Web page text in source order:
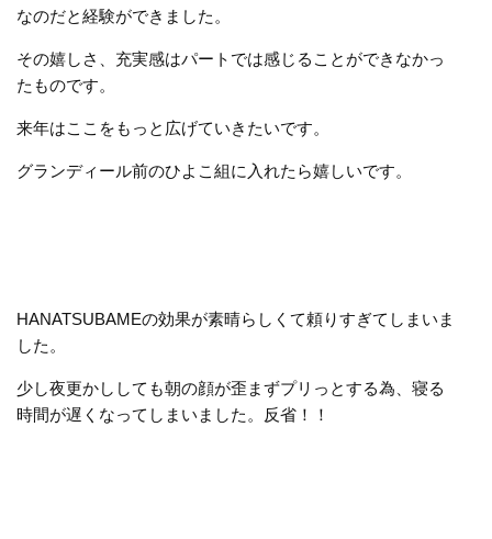
なのだと経験ができました。
その嬉しさ、充実感はパートでは感じることができなかっ
たものです。
来年はここをもっと広げていきたいです。
グランディール前のひよこ組に入れたら嬉しいです。
HANATSUBAMEの効果が素晴らしくて頼りすぎてしまいま
した。
少し夜更かししても朝の顔が歪まずプリっとする為、寝る
時間が遅くなってしまいました。反省！！